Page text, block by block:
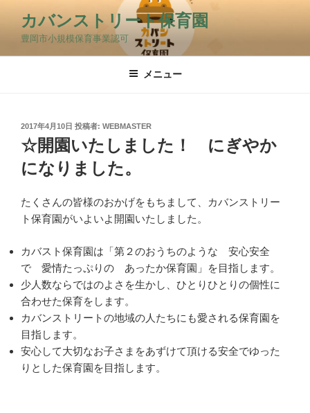
ン
カバンストリート保育園
豊岡市小規模保育事業認可
メニュー
投
日:
2017年4月10日 投稿者: WEBMASTER
☆開園いたしました！ にぎやか
になりました。
たくさんの皆様のおかげをもちまして、カバンストリー
ト保育園がいよいよ開園いたしました。
カバスト保育園は「第２のおうちのような 安心安全
で 愛情たっぷりの あったか保育園」を目指します。
少人数ならではのよさを生かし、ひとりひとりの個性に
合わせた保育をします。
カバンストリートの地域の人たちにも愛される保育園を
目指します。
安心して大切なお子さまをあずけて頂ける安全でゆった
りとした保育園を目指します。